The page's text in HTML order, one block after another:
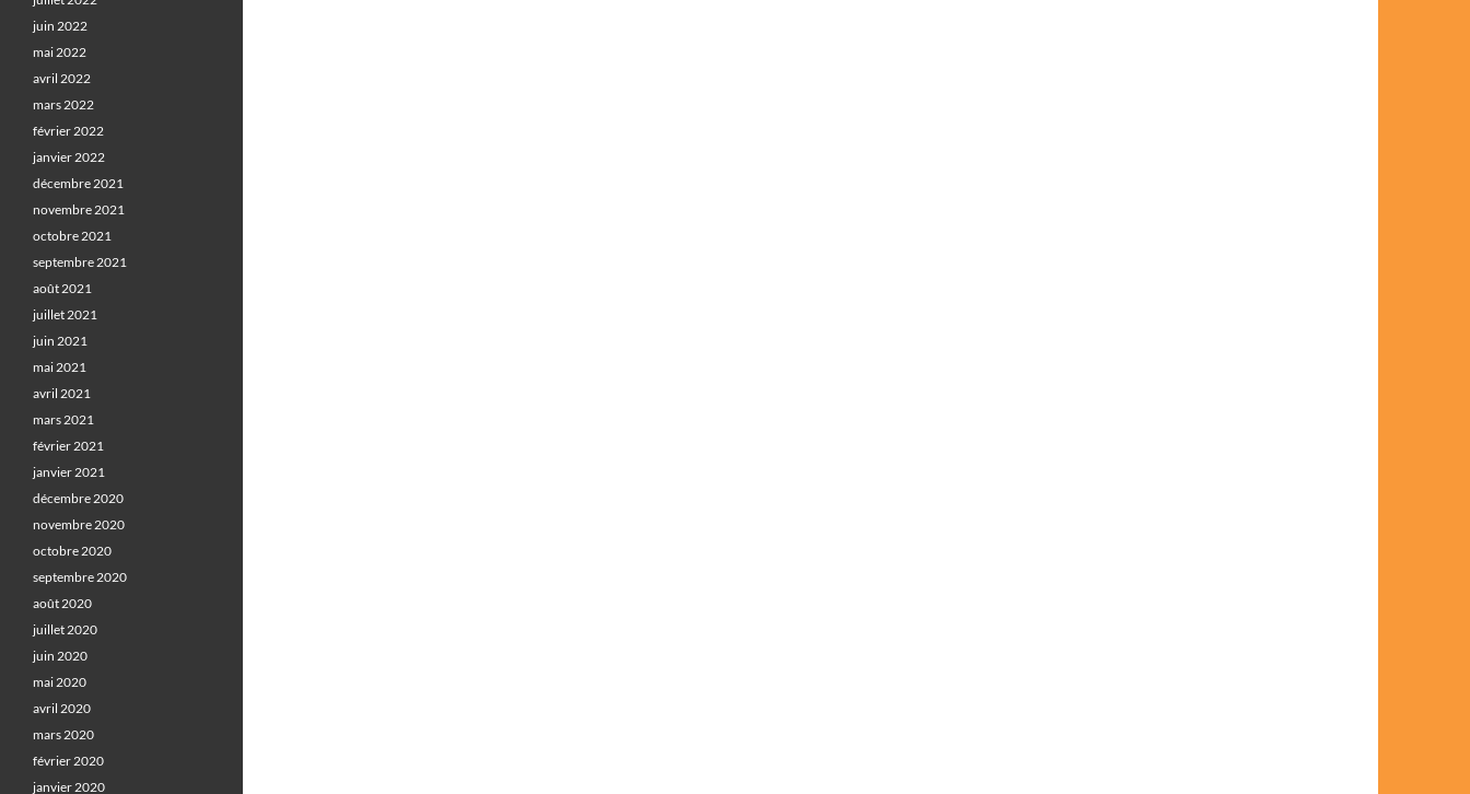
juin 2022
mai 2022
avril 2022
mars 2022
février 2022
janvier 2022
décembre 2021
novembre 2021
octobre 2021
septembre 2021
août 2021
juillet 2021
juin 2021
mai 2021
avril 2021
mars 2021
février 2021
janvier 2021
décembre 2020
novembre 2020
octobre 2020
septembre 2020
août 2020
juillet 2020
juin 2020
mai 2020
avril 2020
mars 2020
février 2020
janvier 2020